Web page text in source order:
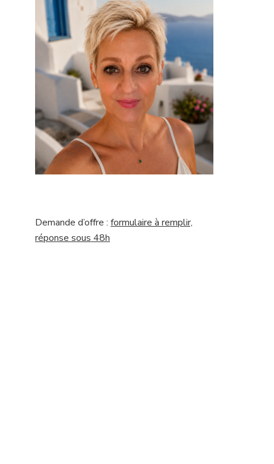
Demande d’offre : formulaire à remplir,
réponse sous 48h